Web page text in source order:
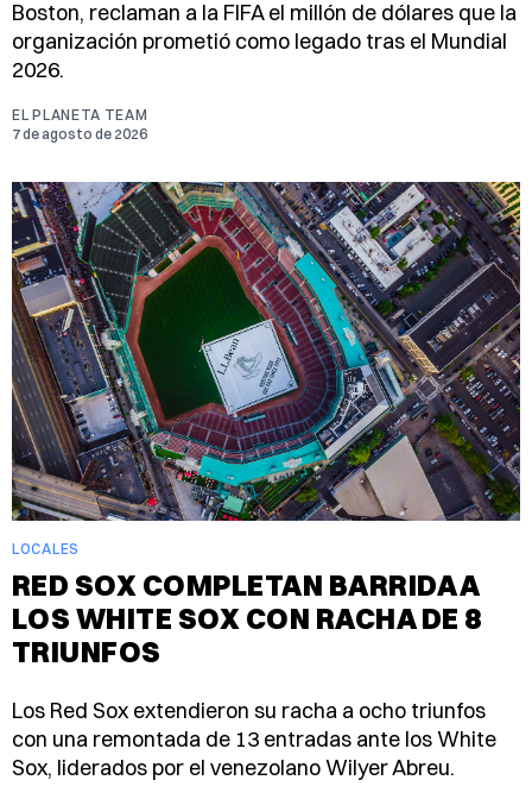
Boston, reclaman a la FIFA el millón de dólares que la
organización prometió como legado tras el Mundial
2026.
EL PLANETA TEAM
7 de agosto de 2026
LOCALES
RED SOX COMPLETAN BARRIDA A
LOS WHITE SOX CON RACHA DE 8
TRIUNFOS
Los Red Sox extendieron su racha a ocho triunfos
con una remontada de 13 entradas ante los White
Sox, liderados por el venezolano Wilyer Abreu.